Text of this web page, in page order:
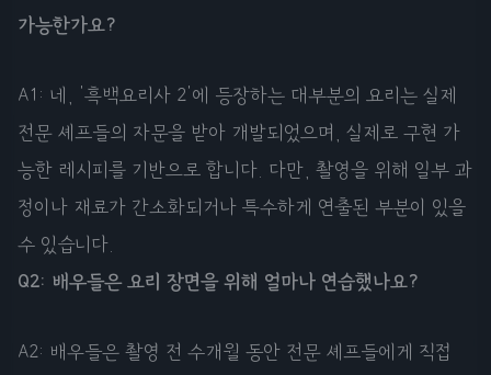
가능한가요?
A1: 네, '흑백요리사 2'에 등장하는 대부분의 요리는 실제
전문 셰프들의 자문을 받아 개발되었으며, 실제로 구현 가
능한 레시피를 기반으로 합니다. 다만, 촬영을 위해 일부 과
정이나 재료가 간소화되거나 특수하게 연출된 부분이 있을
수 있습니다.
Q2: 배우들은 요리 장면을 위해 얼마나 연습했나요?
A2: 배우들은 촬영 전 수개월 동안 전문 셰프들에게 직접